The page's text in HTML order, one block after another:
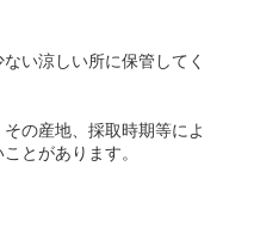
い涼しい所に保管してく
の産地、採取時期等によ
とがあります。